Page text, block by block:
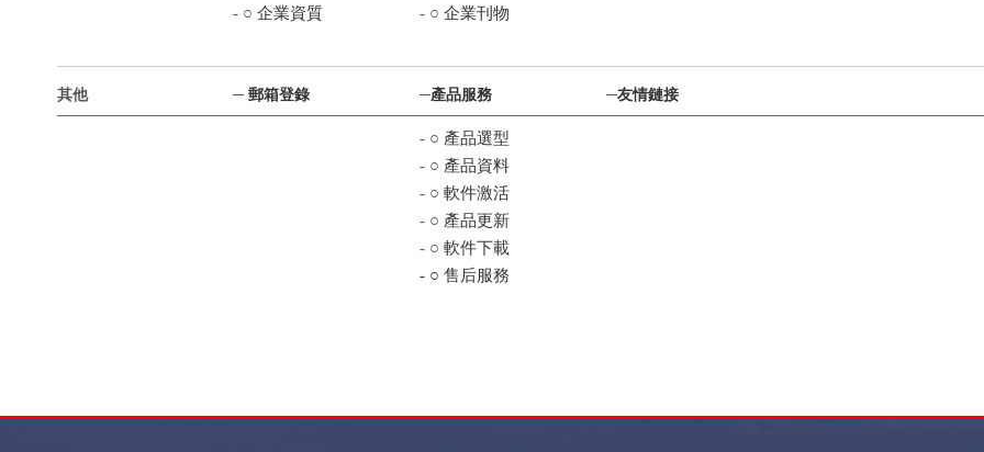
- ○ 企業資質
- ○ 企業刊物
其他 ─ 郵箱登錄 ─產品服務 ─友情鏈接
- ○ 產品選型
- ○ 產品資料
- ○ 軟件激活
- ○ 產品更新
- ○ 軟件下載
- ○ 售后服務